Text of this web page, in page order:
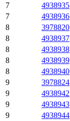
7
4938935
7
4938936
8
3978820
8
4938937
8
4938938
8
4938939
8
4938940
9
3978824
9
4938942
9
4938943
9
4938944